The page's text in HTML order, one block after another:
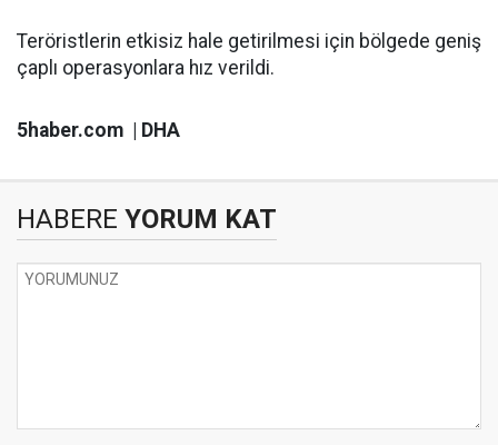
Teröristlerin etkisiz hale getirilmesi için bölgede geniş
çaplı operasyonlara hız verildi.
5haber.com | DHA
HABERE YORUM KAT